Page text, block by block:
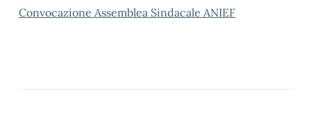
Convocazione Assemblea Sindacale ANIEF